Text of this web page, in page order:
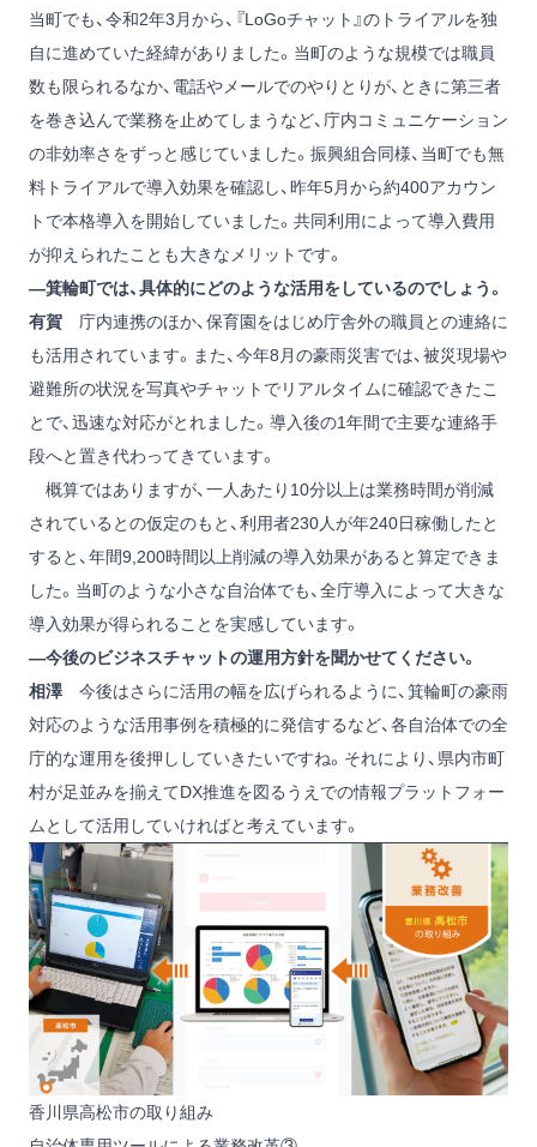
当町でも、令和2年3月から、『LoGoチャット』のトライアルを独
自に進めていた経緯がありました。当町のような規模では職員
数も限られるなか、電話やメールでのやりとりが、ときに第三者
を巻き込んで業務を止めてしまうなど、庁内コミュニケーション
の非効率さをずっと感じていました。振興組合同様、当町でも無
料トライアルで導入効果を確認し、昨年5月から約400アカウン
トで本格導入を開始していました。共同利用によって導入費用
が抑えられたことも大きなメリットです。
―箕輪町では、具体的にどのような活用をしているのでしょう。
有賀 庁内連携のほか、保育園をはじめ庁舎外の職員との連絡に
も活用されています。また、今年8月の豪雨災害では、被災現場や
避難所の状況を写真やチャットでリアルタイムに確認できたこ
とで、迅速な対応がとれました。導入後の1年間で主要な連絡手
段へと置き代わってきています。
概算ではありますが、一人あたり10分以上は業務時間が削減
されているとの仮定のもと、利用者230人が年240日稼働したと
すると、年間9,200時間以上削減の導入効果があると算定できま
した。当町のような小さな自治体でも、全庁導入によって大きな
導入効果が得られることを実感しています。
―今後のビジネスチャットの運用方針を聞かせてください。
相澤今後はさらに活用の幅を広げられるように、箕輪町の豪雨
対応のような活用事例を積極的に発信するなど、各自治体での全
庁的な運用を後押ししていきたいですね。それにより、県内市町
村が足並みを揃えてDX推進を図るうえでの情報プラットフォー
ムとして活用していければと考えています。
香川県高松市の取り組み